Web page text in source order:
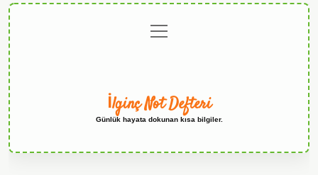
menüyü
aç
İlginç Not Defteri
Günlük hayata dokunan kısa bilgiler.